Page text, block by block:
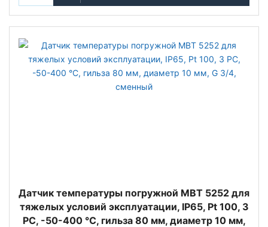
Датчик температуры погружной MBT 5252 для
тяжелых условий эксплуатации, IP65, Pt 100, 3
РС, -50-400 °C, гильза 80 мм, диаметр 10 мм,